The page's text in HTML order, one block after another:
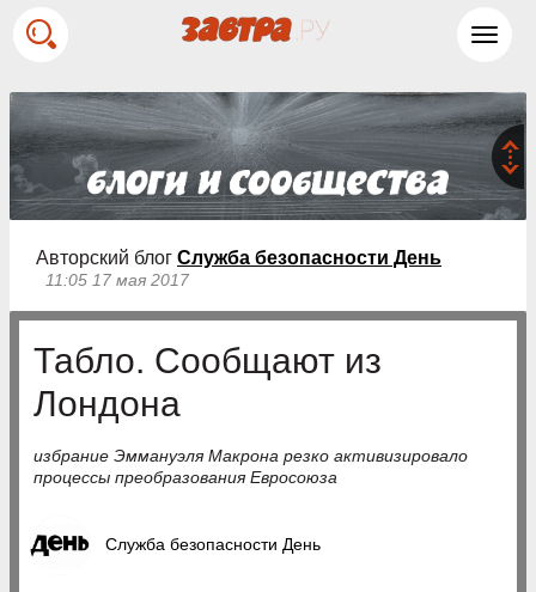
Авторский блог Служба безопасности День
11:05 17 мая 2017
Табло. Сообщают из
Лондона
избрание Эммануэля Макрона резко активизировало
процессы преобразования Евросоюза
Служба безопасности День